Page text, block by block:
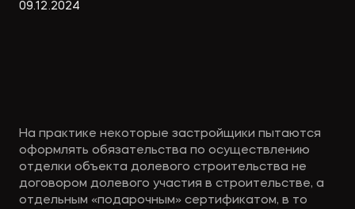
09.12.2024
На практике некоторые застройщики пытаются
оформлять обязательства по осуществлению
отделки объекта долевого строительства не
договором долевого участия в строительстве, а
отдельным «подарочным» сертификатом, в то